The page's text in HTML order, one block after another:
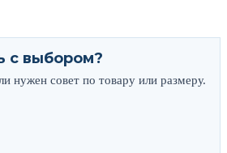
с выбором?
нужен совет по товару или размеру.